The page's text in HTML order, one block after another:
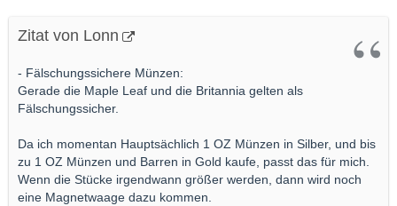
Zitat von Lonn
- Fälschungssichere Münzen:
Gerade die Maple Leaf und die Britannia gelten als
Fälschungssicher.
Da ich momentan Hauptsächlich 1 OZ Münzen in Silber, und bis
zu 1 OZ Münzen und Barren in Gold kaufe, passt das für mich.
Wenn die Stücke irgendwann größer werden, dann wird noch
eine Magnetwaage dazu kommen.